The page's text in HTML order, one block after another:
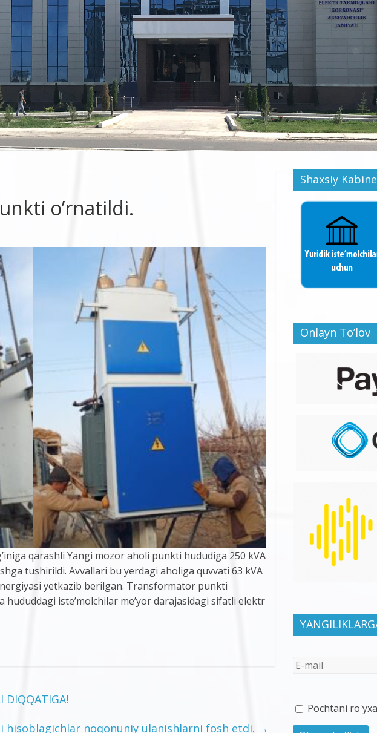
o’rnatildi.
qarashli Yangi mozor aholi punkti hududiga 250 kVA
tushirildi. Avvallari bu yerdagi aholiga quvvati 63 kVA
yetkazib berilgan. Transformator punkti
iste’molchilar me’yor darajasidagi sifatli elektr
DIQQATIGA!
hisoblagichlar noqonuniy ulanishlarni fosh etdi. →
Shaxsiy
Onlayn To’lov
Pochtani